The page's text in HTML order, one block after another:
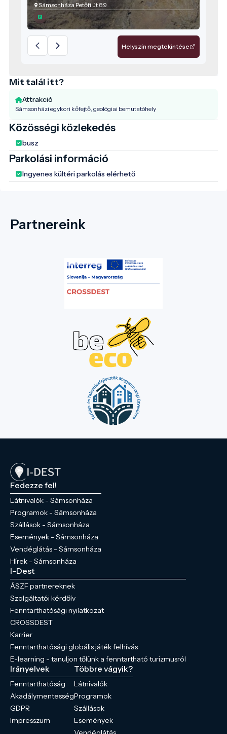
helyszíne.
Sámsonháza Petőfi út 89
Helyszín megtekintése
Mit talál itt?
Attrakció
Sámsonházi egykori kőfejtő, geológiai bemutatóhely
Közösségi közlekedés
busz
Parkolási információ
Ingyenes kültéri parkolás elérhető
Partnereink
Fedezze fel!
Látnivalók - Sámsonháza
Programok - Sámsonháza
Szállások - Sámsonháza
Események - Sámsonháza
Vendéglátás - Sámsonháza
Hírek - Sámsonháza
I-Dest
ÁSZF partnereknek
Szolgáltatói kérdőív
Fenntarthatósági nyilatkozat
CROSSDEST
Karrier
Fenntarthatósági globális játék felhívás
E-learning - tanuljon tőlünk a fenntartható turizmusról
Irányelvek
Fenntarthatóság
Akadálymentesség
GDPR
Impresszum
Többre vágyik?
Látnivalók
Programok
Szállások
Események